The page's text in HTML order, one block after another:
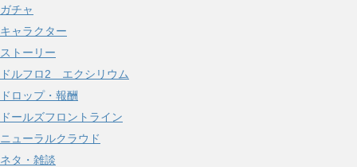
ガチャ
キャラクター
ストーリー
ドルフロ2 エクシリウム
ドロップ・報酬
ドールズフロントライン
ニューラルクラウド
ネタ・雑談